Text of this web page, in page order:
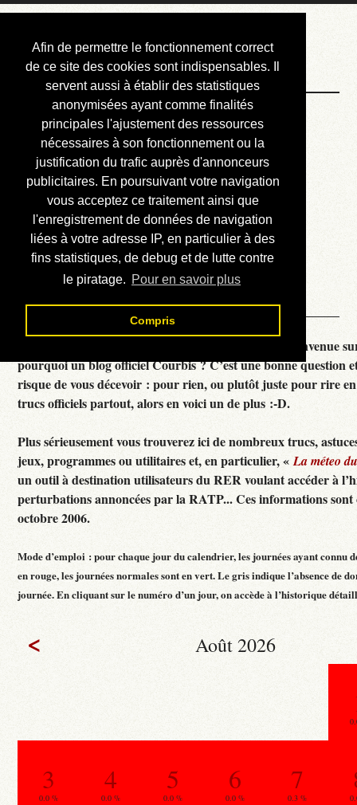
Afin de permettre le fonctionnement correct
de ce site des cookies sont indispensables. Il
servent aussi à établir des statistiques
anonymisées ayant comme finalités
principales l'ajustement des ressources
nécessaires à son fonctionnement ou la
justification du trafic auprès d'annonceurs
publicitaires. En poursuivant votre navigation
vous acceptez ce traitement ainsi que
l'enregistrement de données de navigation
liées à votre adresse IP, en particulier à des
fins statistiques, de debug et de lutte contre
le piratage. Pour en savoir plus
Compris
Courbis, « LE »
Blog Officiel
Bienvenue
Réalisations
Divers (et d’été)
Annonces
Liens externes
Téléchargement
Contact
Courbis, « LE » Blog Officiel - je vous souhaite la bienvenue
pourquoi un blog officiel Courbis ? C’est une bonne question
risque de vous décevoir : pour rien, ou plutôt juste pour rire
trucs officiels partout, alors en voici un de plus :-D.
Plus sérieusement vous trouverez ici de nombreux trucs,
jeux, programmes ou utilitaires et, en particulier, «La méteo
un outil à destination utilisateurs du RER voulant accéder à
perturbations annoncées par la RATP... Ces informations sont
octobre 2006.
Mode d’emploi : pour chaque jour du calendrier, les journées ayant connu
en rouge, les journées normales sont en vert. Le gris indique l’absence de
journée. En cliquant sur le numéro d’un jour, on accède à l’historique
< Août 2026
3
0.0 %
4
0.0 %
5
0.0 %
6
0.0 %
7
0.3 %